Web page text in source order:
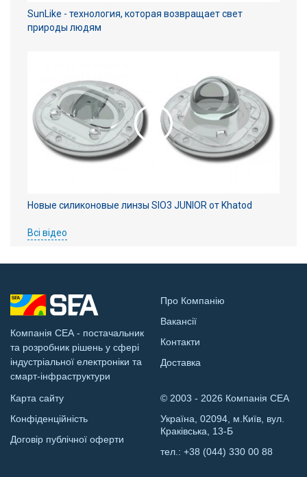
SunLike - технология, которая возвращает свет
природы людям
Новые силиконовые линзы SIO3 JUNIOR от Khatod
Всі відео
Компанія СЕА - постачальник
та розробник рішень у сфері
індустріальної електроніки та
смарт-інфраструктури
Про Компанію
Вакансії
Контакти
Доставка
Карта сайту
Конфіденційність
Договір публічної оферти
© 2003 - 2026 Компанія СЕА
Україна, 02094, м.Київ, вул.
Краківська, 13-Б
тел.: +38 (044) 330 00 88